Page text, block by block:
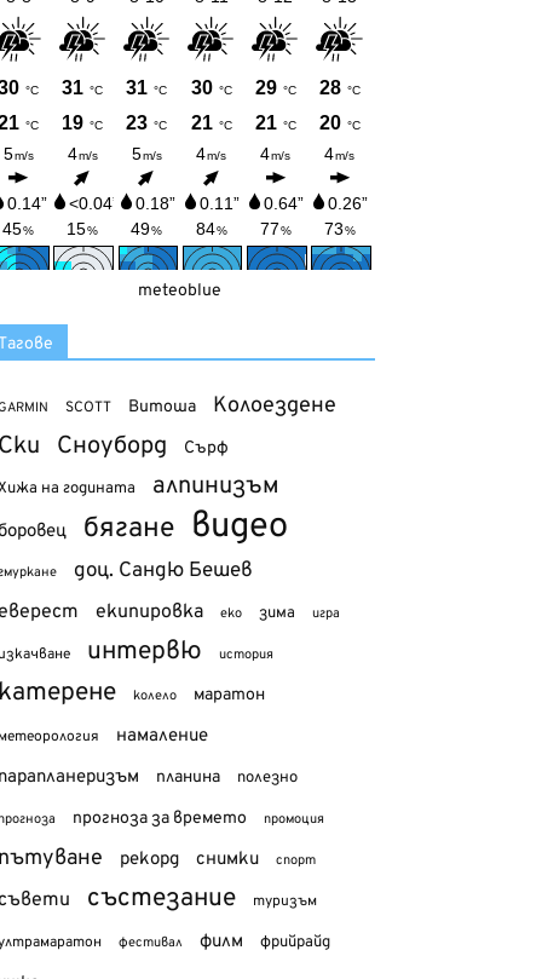
meteoblue
SCOTT Витоша Колоездене
Сноуборд Сърф
на годината алпинизъм
бягане видео
доц. Сандю Бешев
екипировка еко зима игра
интервю история
колело маратон
намаление
планина полезно
прогноза за времето промоция
рекорд снимки спорт
състезание туризъм
фестивал филм фрийрайд